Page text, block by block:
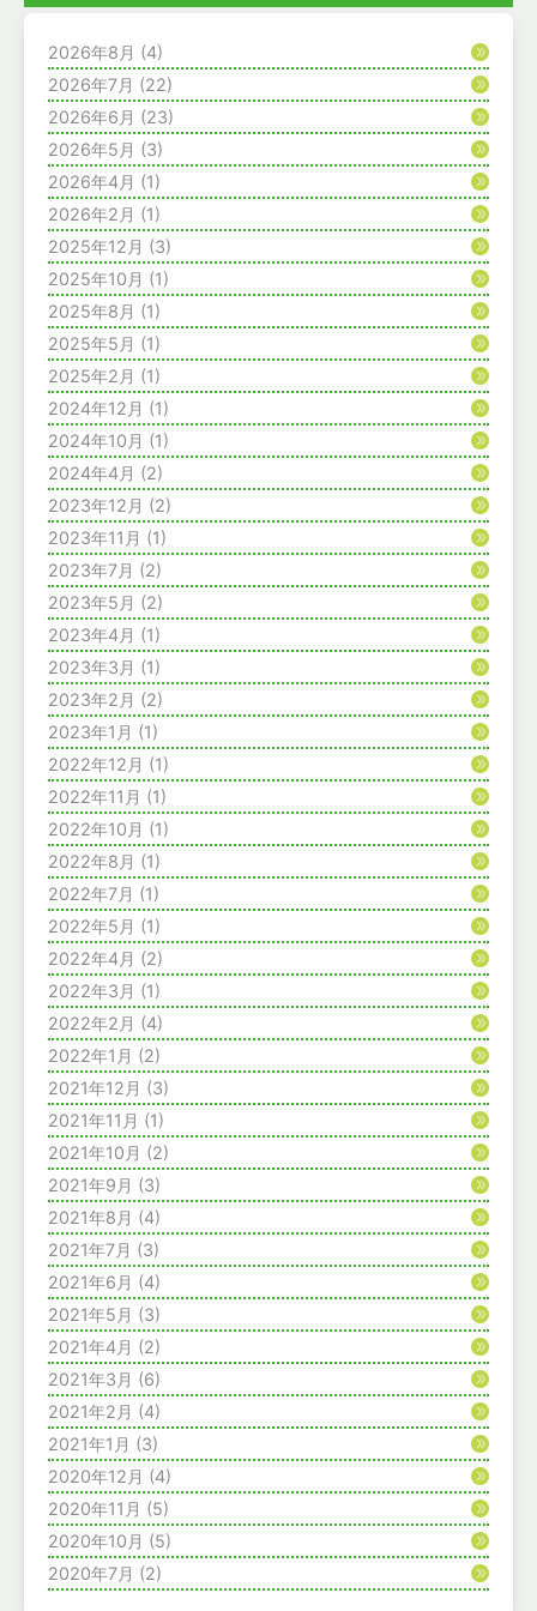
2026年8月 (4)
2026年7月 (22)
2026年6月 (23)
2026年5月 (3)
2026年4月 (1)
2026年2月 (1)
2025年12月 (3)
2025年10月 (1)
2025年8月 (1)
2025年5月 (1)
2025年2月 (1)
2024年12月 (1)
2024年10月 (1)
2024年4月 (2)
2023年12月 (2)
2023年11月 (1)
2023年7月 (2)
2023年5月 (2)
2023年4月 (1)
2023年3月 (1)
2023年2月 (2)
2023年1月 (1)
2022年12月 (1)
2022年11月 (1)
2022年10月 (1)
2022年8月 (1)
2022年7月 (1)
2022年5月 (1)
2022年4月 (2)
2022年3月 (1)
2022年2月 (4)
2022年1月 (2)
2021年12月 (3)
2021年11月 (1)
2021年10月 (2)
2021年9月 (3)
2021年8月 (4)
2021年7月 (3)
2021年6月 (4)
2021年5月 (3)
2021年4月 (2)
2021年3月 (6)
2021年2月 (4)
2021年1月 (3)
2020年12月 (4)
2020年11月 (5)
2020年10月 (5)
2020年7月 (2)